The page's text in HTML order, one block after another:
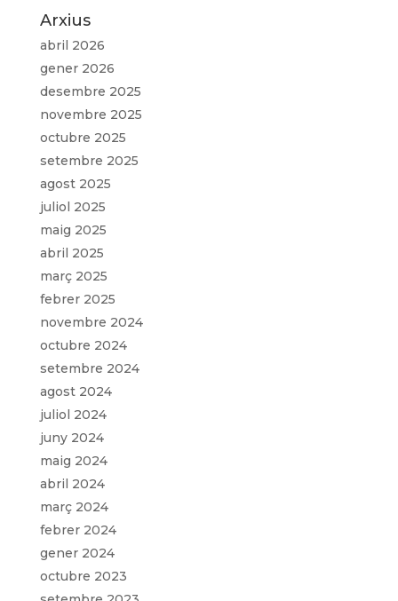
Arxius
abril 2026
gener 2026
desembre 2025
novembre 2025
octubre 2025
setembre 2025
agost 2025
juliol 2025
maig 2025
abril 2025
març 2025
febrer 2025
novembre 2024
octubre 2024
setembre 2024
agost 2024
juliol 2024
juny 2024
maig 2024
abril 2024
març 2024
febrer 2024
gener 2024
octubre 2023